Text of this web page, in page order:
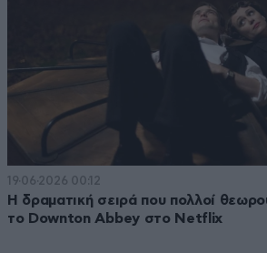
19·06·2026 00:12
Η δραματική σειρά που πολλοί
το Downton Abbey στο Netflix